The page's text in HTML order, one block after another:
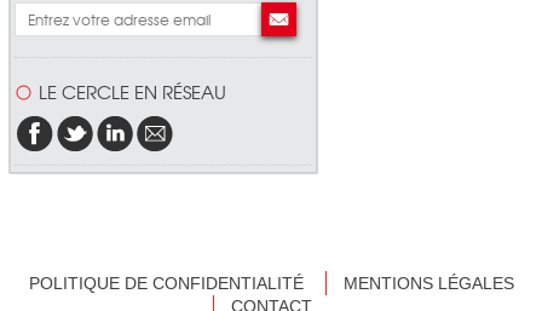
LE CERCLE EN RÉSEAU
POLITIQUE DE CONFIDENTIALITÉ
MENTIONS LÉGALES
CONTACT